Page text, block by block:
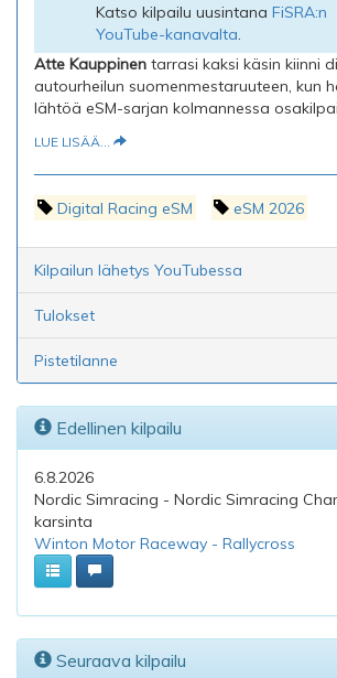
Katso kilpailu uusintana FiSRA:n
YouTube-kanavalta.
Atte Kauppinen tarrasi kaksi käsin kiinni
autourheilun suomenmestaruuteen, kun
lähtöä eSM-sarjan kolmannessa
LUE LISÄÄ...
Digital Racing eSM eSM 2026
Kilpailun lähetys YouTubessa
Tulokset
Pistetilanne
Edellinen kilpailu
6.8.2026
Nordic Simracing - Nordic Simracing
karsinta
Winton Motor Raceway - Rallycross
Seuraava kilpailu